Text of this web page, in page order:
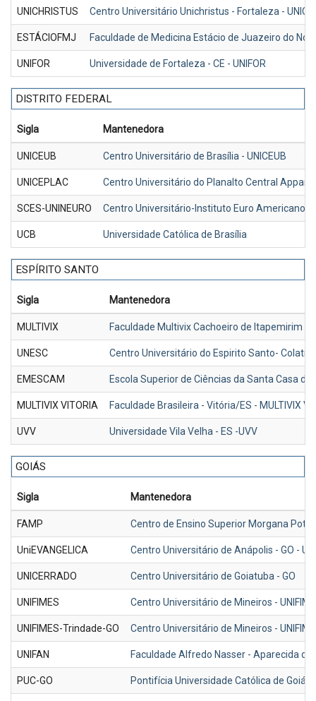
UNICHRISTUS Centro Universitário Unichristus - Fortaleza -
ESTÁCIOFMJ Faculdade de Medicina Estácio de Juazeiro do
UNIFOR Universidade de Fortaleza - CE - UNIFOR
DISTRITO FEDERAL
Sigla Mantenedora
UNICEUB Centro Universitário de Brasília - UNICEUB
UNICEPLAC Centro Universitário do Planalto Central
SCES-UNINEURO Centro Universitário-Instituto Euro Americano
UCB Universidade Católica de Brasília
ESPÍRITO SANTO
Sigla Mantenedora
MULTIVIX Faculdade Multivix Cachoeiro de Itapemirim
UNESC Centro Universitário do Espirito Santo-
EMESCAM Escola Superior de Ciências da Santa Casa
MULTIVIX VITORIA Faculdade Brasileira - Vitória/ES - MULTIVIX
UVV Universidade Vila Velha - ES -UVV
GOIÁS
Sigla Mantenedora
FAMP Centro de Ensino Superior Morgana
UniEVANGELICA Centro Universitário de Anápolis - GO -
UNICERRADO Centro Universitário de Goiatuba - GO
UNIFIMES Centro Universitário de Mineiros -
UNIFIMES-Trindade-GO Centro Universitário de Mineiros -
UNIFAN Faculdade Alfredo Nasser - Aparecida de
PUC-GO Pontifícia Universidade Católica de Goiás